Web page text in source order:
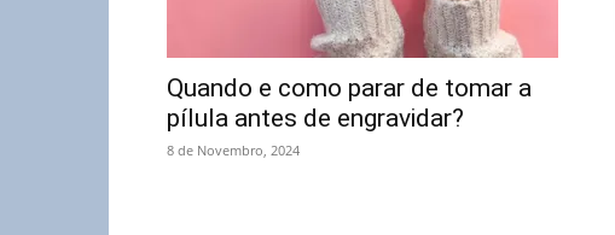
Quando e como parar de tomar a
pílula antes de engravidar?
8 de Novembro, 2024